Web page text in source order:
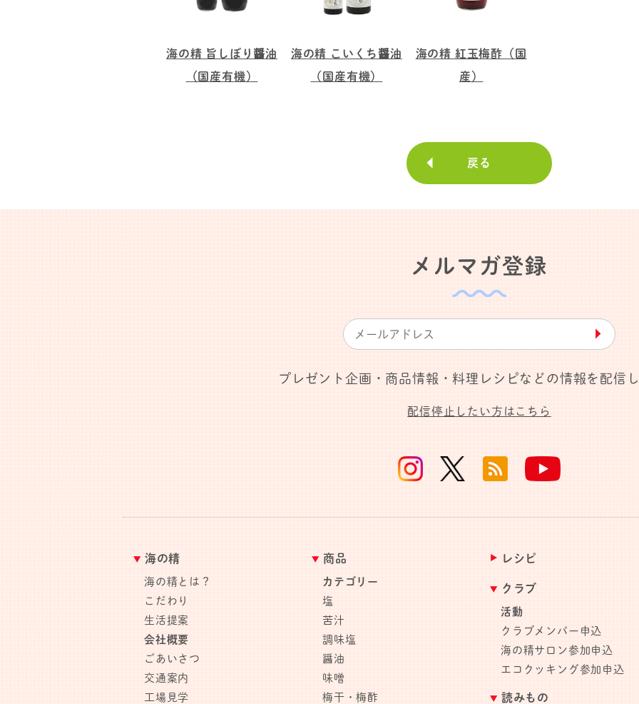
海の精 旨しぼり醤油
（国産有機）
海の精 こいくち醤油
（国産有機）
海の精 紅玉梅酢（国
産）
戻る
メルマガ登録
▶︎
プレゼント企画・商品情報・料理レシピなどの情報を配信
配信停止したい方はこちら
海の精
海の精とは？
こだわり
生活提案
会社概要
ごあいさつ
交通案内
工場見学
商品
カテゴリー
塩
苦汁
調味塩
醤油
味噌
梅干・梅酢
レシピ
クラブ
活動
クラブメンバー申込
海の精サロン参加申込
エコクッキング参加申込
読みもの